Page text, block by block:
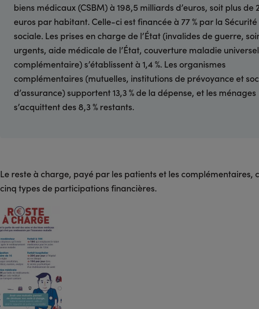
biens médicaux (CSBM) à 198,5 milliards d’euros, soit plus de
euros par habitant. Celle-ci est financée à 77 % par la Sécurité
sociale. Les prises en charge de l’État (invalides de guerre,
urgents, aide médicale de l’État, couverture maladie
complémentaire) s’établissent à 1,4 %. Les organismes
complémentaires (mutuelles, institutions de prévoyance et
d’assurance) supportent 13,3 % de la dépense, et les ménages
s’acquittent des 8,3 % restants.
Le reste à charge, payé par les patients et les complémentaires,
cinq types de participations financières.